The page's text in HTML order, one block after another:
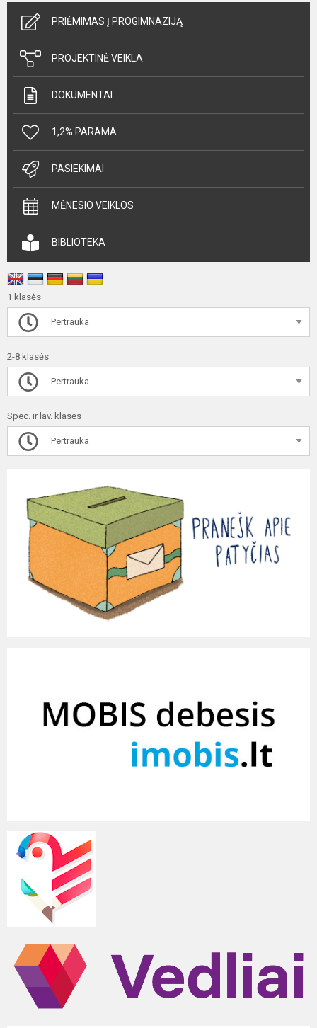
PRIĖMIMAS Į PROGIMNAZIJĄ
PROJEKTINĖ VEIKLA
DOKUMENTAI
1,2% PARAMA
PASIEKIMAI
MĖNESIO VEIKLOS
BIBLIOTEKA
1 klasės
Pertrauka
2-8 klasės
Pertrauka
Spec. ir lav. klasės
Pertrauka